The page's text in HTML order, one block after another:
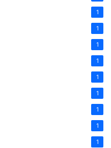
1
1
1
1
1
1
1
1
1